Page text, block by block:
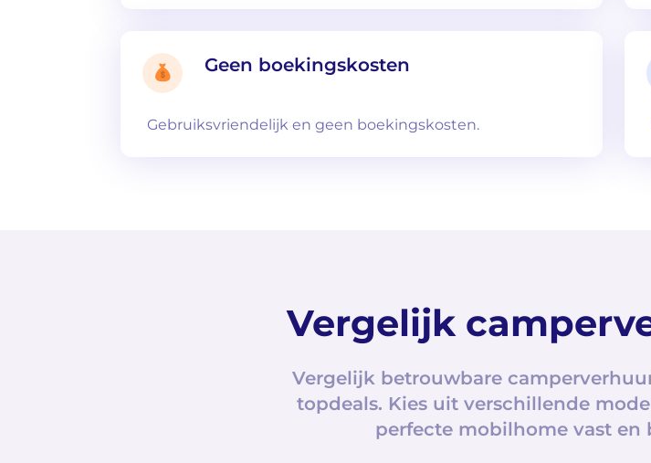
Geen boekingskosten
Gebruiksvriendelijk en geen boekingskosten.
Vergelijk
Vergelijk betrouwbare
topdeals. Kies uit verschillende
perfecte mobilhome vast en